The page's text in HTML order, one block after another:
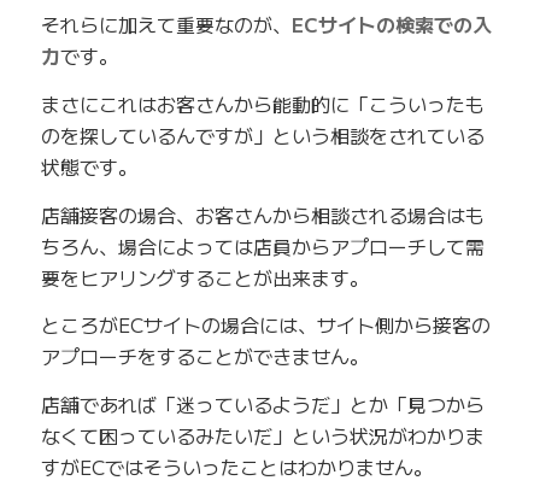
それらに加えて重要なのが、 ECサイトの検索での入
力です。
まさにこれはお客さんから能動的に「こういったも
のを探しているんですが」という相談をされている
状態です。
店舗接客の場合、お客さんから相談される場合はも
ちろん、場合によっては店員からアプローチして需
要をヒアリングすることが出来ます。
ところがECサイトの場合には、サイト側から接客の
アプローチをすることができません。
店舗であれば「迷っているようだ」とか「見つから
なくて困っているみたいだ」という状況がわかりま
すがECではそういったことはわかりません。